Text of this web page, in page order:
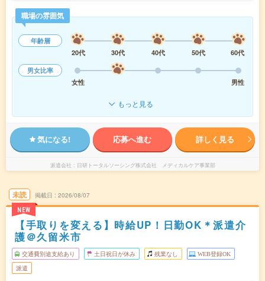
職場の雰囲気
年齢層
20代
30代 40代 50代
60代
男女比率
女性
男性
もっと見る
気になる! 応募へ進む 詳しく見る
派遣会社 日研トータルソーシング株式会社 メディカルケア事業部
未読
NEW
掲載日 2026/08/07
【手取りを変える】時給UP！日勤OK＊派遣介
護＠久留米市
交通費別途支給あり 土日祝日が休み 残業なし WEB登録OK
派遣